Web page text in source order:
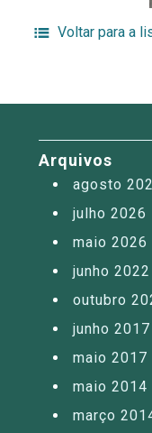
Voltar para a
Arquivos
agosto
julho 2026
maio 2026
junho 2022
outubro
junho 2017
maio 2017
maio 2014
março